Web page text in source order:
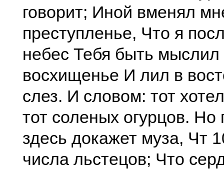
говорит; Иной вменял
преступленье, Что я
небес Тебя быть мыслил
восхищенье И лил в
слез. И словом: тот
тот соленых огурцов. Но
здесь докажет муза, Чт
числа льстецов; Что